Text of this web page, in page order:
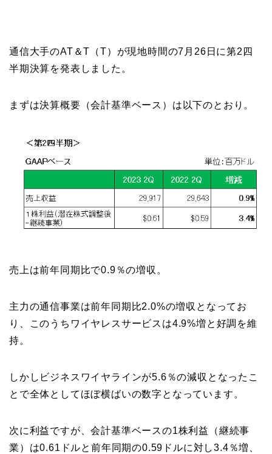
通信大手のAT＆T（T）が現地時間の7月26日に第2四
半期決算を発表しました。
まずは決算概要（会計基準ベース）は以下のとおり。
売上は前年同期比で0.9％の増収。
主力の通信事業は前年同期比2.0%の増収となってお
り、このうちワイヤレスサービスは4.9%増と好調を維
持。
しかしビジネスワイヤラインが5.6％の減収となったこ
とで全体としてほぼ横ばいの数字となっています。
次に利益ですが、会計基準ベースの1株利益（継続事
業）は0.61ドルと前年同期の0.59ドルに対し3.4％増、